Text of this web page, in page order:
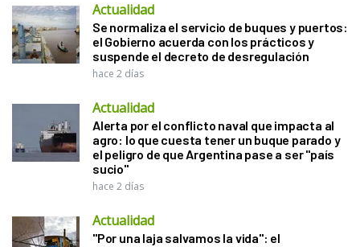
Actualidad
Se normaliza el servicio de buques y puertos:
el Gobierno acuerda con los prácticos y
suspende el decreto de desregulación
hace 2 días
Actualidad
Alerta por el conflicto naval que impacta al
agro: lo que cuesta tener un buque parado y
el peligro de que Argentina pase a ser "país
sucio"
hace 2 días
Actualidad
"Por una laja salvamos la vida": el